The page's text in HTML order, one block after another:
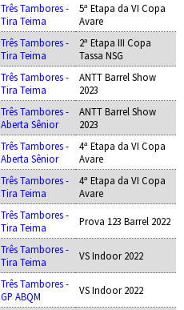
Três Tambores -
Tira Teima
5ª Etapa da VI Copa
Avare
Três Tambores -
Tira Teima
2ª Etapa III Copa
Tassa NSG
Três Tambores -
Tira Teima
ANTT Barrel Show
2023
Três Tambores -
Aberta Sênior
ANTT Barrel Show
2023
Três Tambores -
Aberta Sênior
4ª Etapa da VI Copa
Avare
Três Tambores -
Tira Teima
4ª Etapa da VI Copa
Avare
Três Tambores -
Tira Teima
Prova 123 Barrel 2022
Três Tambores -
Tira Teima
VS Indoor 2022
Três Tambores -
GP ABQM
VS Indoor 2022